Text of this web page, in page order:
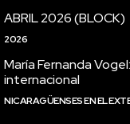
ABRIL 2026 (BLOCK)
2026
María Fernanda
internacional
NICARAGÜENSES EN EL